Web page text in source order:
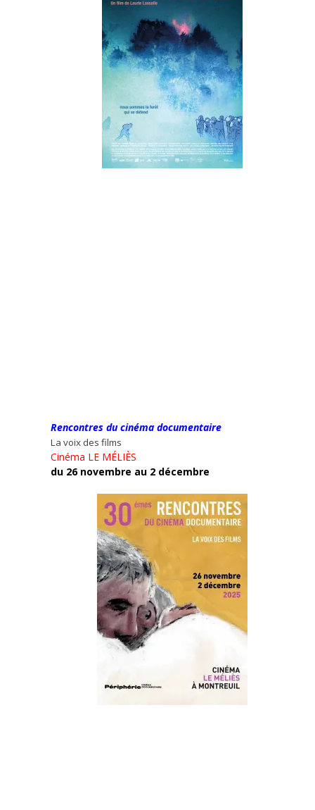
Rencontres du cinéma documentaire
La voix des films
Cinéma LE MÉLIÈS
du 26 novembre au 2 décembre